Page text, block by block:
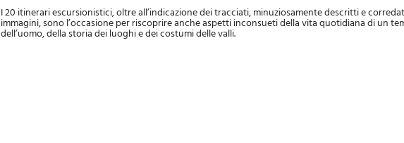
I 20 itinerari escursionistici, oltre all’indicazione dei tracciati, minuziosamente descritti e
immagini, sono l’occasione per riscoprire anche aspetti inconsueti della vita quotidiana di un
dell’uomo, della storia dei luoghi e dei costumi delle valli.